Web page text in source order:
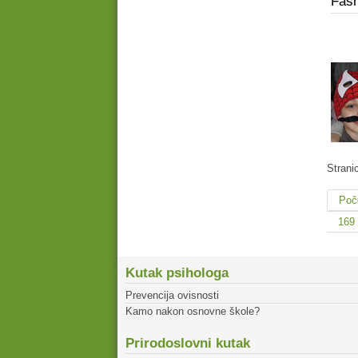
169
Kutak psihologa
Prevencija ovisnosti
Kamo nakon osnovne škole?
Prirodoslovni kutak